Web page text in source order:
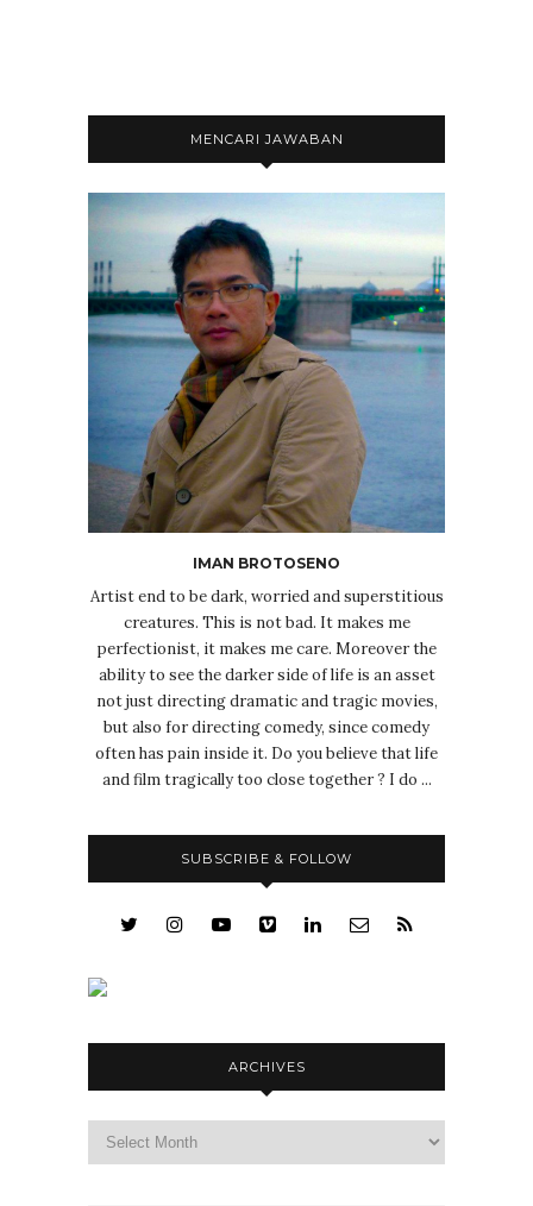
MENCARI JAWABAN
IMAN BROTOSENO
Artist end to be dark, worried and superstitious
creatures. This is not bad. It makes me
perfectionist, it makes me care. Moreover the
ability to see the darker side of life is an asset
not just directing dramatic and tragic movies,
but also for directing comedy, since comedy
often has pain inside it. Do you believe that life
and film tragically too close together ? I do ...
SUBSCRIBE & FOLLOW
ARCHIVES